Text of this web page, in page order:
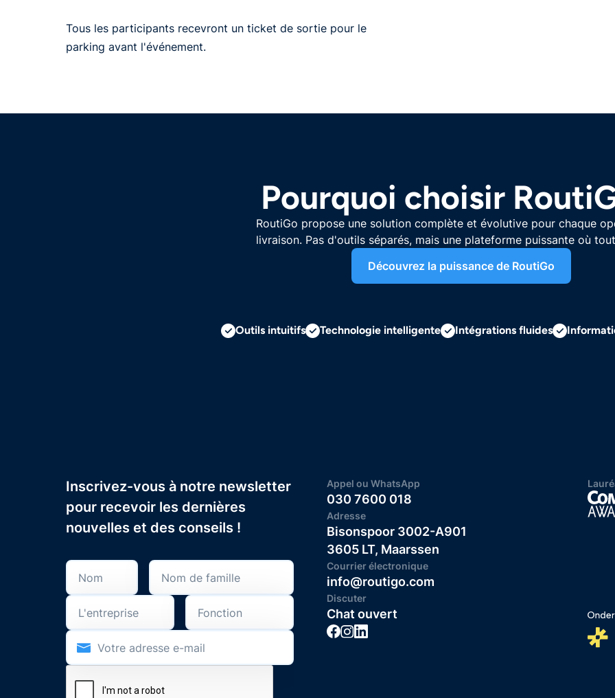
Tous les participants recevront un ticket de sortie pour le
parking avant l'événement.
Pourquoi choisir
RoutiGo propose une solution complète et évolutive pour chaque
livraison. Pas d'outils séparés, mais une plateforme puissante où
Découvrez la puissance de RoutiGo
Outils intuitifs Technologie intelligente Intégrations fluides
Inscrivez-vous à notre newsletter
pour recevoir les dernières
nouvelles et des conseils !
Appel ou WhatsApp
030 7600 018
Adresse
Bisonspoor 3002-A901
3605 LT, Maarssen
Courrier électronique
info@routigo.com
Discuter
Chat ouvert